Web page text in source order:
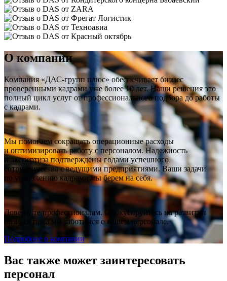
О компании
Компания «ДАС-групп плюс» обеспечивает бизнес
проверенными кадрами уже более 10 лет. Наши решения это
полный цикл услуг от профессионального подбора до работы
с кадрами.
Мы помогаем сокращать операционные расходы
и оптимизировать работу с персоналом. Надежность
и экспертиза подтверждены годами успешного
сотрудничества с ведущими предприятиями. Ваши задачи
по управлению кадрами мы берем на себя.
Доверяйте профессионалам. Сфокусируйтесь на развитии
бизнеса пока мы заботимся о вашем персонале.
Подробнее о компании
Вас также может заинтересовать
персонал